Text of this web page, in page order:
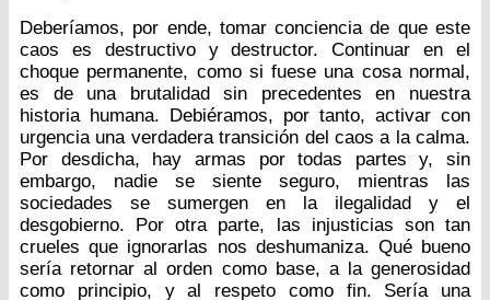
Deberíamos, por ende, tomar conciencia de que este
caos es destructivo y destructor. Continuar en el
choque permanente, como si fuese una cosa normal,
es de una brutalidad sin precedentes en nuestra
historia humana. Debiéramos, por tanto, activar con
urgencia una verdadera transición del caos a la calma.
Por desdicha, hay armas por todas partes y, sin
embargo, nadie se siente seguro, mientras las
sociedades se sumergen en la ilegalidad y el
desgobierno. Por otra parte, las injusticias son tan
crueles que ignorarlas nos deshumaniza. Qué bueno
sería retornar al orden como base, a la generosidad
como principio, y al respeto como fin. Sería una